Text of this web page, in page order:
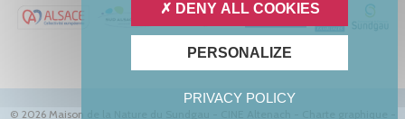
© 2026 Maison de la Nature du Sundgau - CINE Altenach -
DENY ALL COOKIES
PERSONALIZE
PRIVACY POLICY